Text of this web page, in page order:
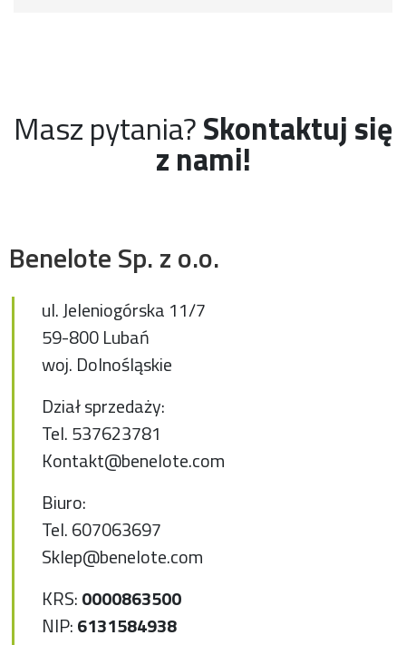
Masz pytania?Skontaktuj się
z nami!
Benelote Sp. z o.o.
ul. Jeleniogórska 11/7
59-800 Lubań
woj. Dolnośląskie
Dział sprzedaży:
Tel.537623781
Kontakt@benelote.com
Biuro:
Tel.607063697
Sklep@benelote.com
KRS:0000863500
NIP:6131584938